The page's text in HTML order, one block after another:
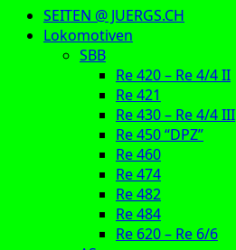
SEITEN @ JUERGS.CH
Lokomotiven
SBB
Re 420 – Re 4/4 II
Re 421
Re 430 – Re 4/4 III
Re 450 “DPZ”
Re 460
Re 474
Re 482
Re 484
Re 620 – Re 6/6